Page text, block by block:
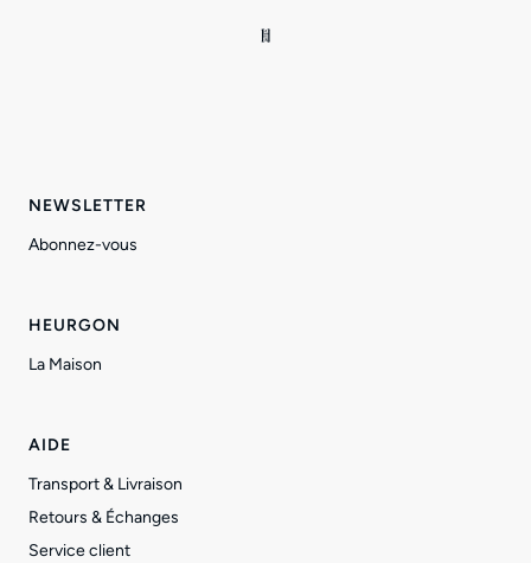
NEWSLETTER
Abonnez-vous
HEURGON
La Maison
AIDE
Transport & Livraison
Retours & Échanges
Service client